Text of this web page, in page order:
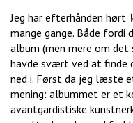
Jeg har efterhånden hørt
mange gange. Både
album (men mere om det
havde svært ved at
ned i. Først da jeg læste
mening: albummet er et
avantgardistiske